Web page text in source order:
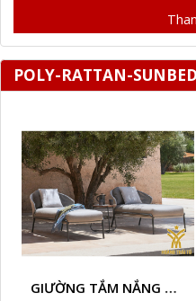
POLY-RATTAN-
GIƯỜNG TẮM NẮNG GIẢ MÂY HTT - B78